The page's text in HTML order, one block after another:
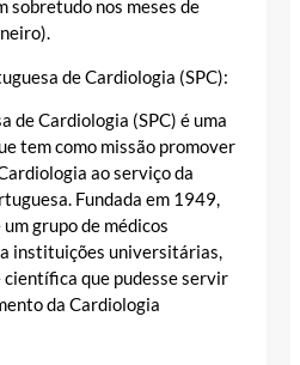
sobretudo nos meses de
de Cardiologia (SPC):
de Cardiologia (SPC) é uma
tem como missão promover
ao serviço da
Fundada em 1949,
grupo de médicos
instituições universitárias,
científica que pudesse servir
da Cardiologia